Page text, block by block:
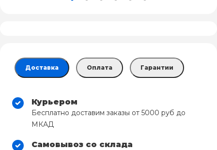
Доставка Оплата Гарантии
Курьером
Бесплатно доставим заказы от 5000 руб до
МКАД
Самовывоз со склада